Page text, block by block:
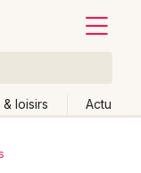
loisirs Actu